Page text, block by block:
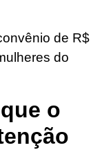
de R$
do
o